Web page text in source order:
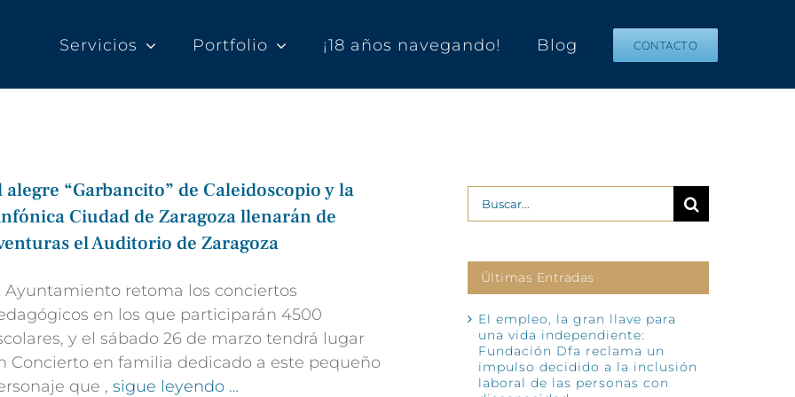
Servicios Portfolio ¡18 años navegando! Blog CONTACTO
alegre “Garbancito” de Caleidoscopio y la
Ciudad de Zaragoza llenarán de
el Auditorio de Zaragoza
Ayuntamiento retoma los conciertos
en los que participarán 4500
y el sábado 26 de marzo tendrá lugar
Concierto en familia dedicado a este pequeño
que , sigue leyendo …
Buscar:
Últimas Entradas
El empleo, la gran llave para
una vida independiente:
Fundación Dfa reclama un
impulso decidido a la inclusión
laboral de las personas con